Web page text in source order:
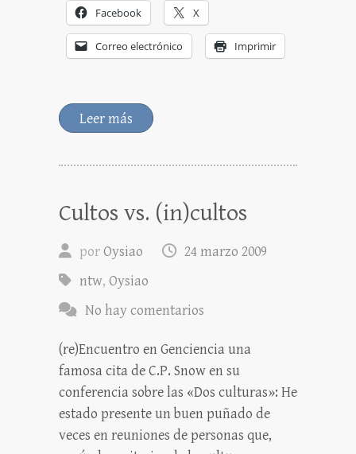
Facebook X
Correo electrónico Imprimir
Leer más
Cultos vs. (in)cultos
porOysiao
24 marzo 2009
ntw, Oysiao
No hay comentarios
(re)Encuentro en Genciencia una
famosa cita de C.P. Snow en su
conferencia sobre las «Dos culturas»: He
estado presente un buen puñado de
veces en reuniones de personas que,